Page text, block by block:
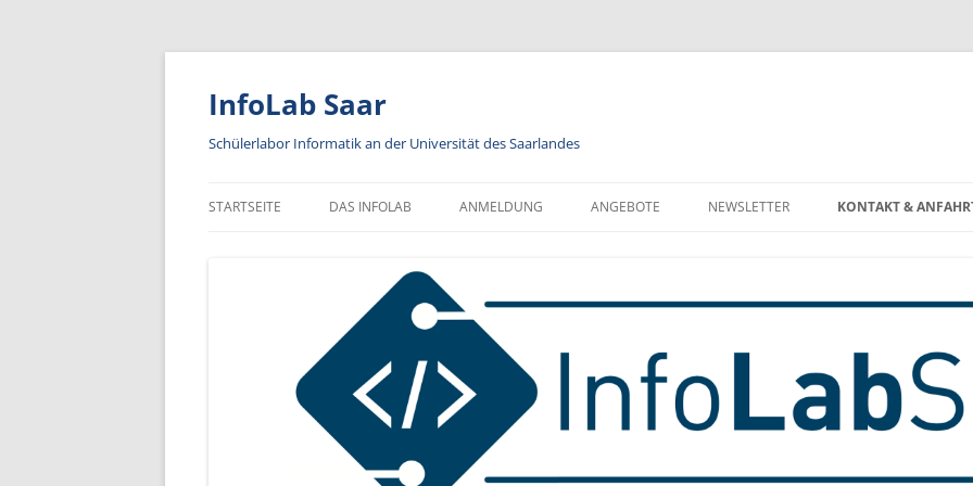
Zum
springen
InfoLab Saar
Schülerlabor Informatik an der Universität des Saarlandes
STARTSEITE DAS INFOLAB ANMELDUNG
INFORMATIONEN ZUR
ANMELDUNG
ANMELDUNG FÜR KLASSEN
ANGEBOTE
BERUFSORIENTIERUNG
NEWSLETTER
NEWSLETTER FÜR LEHRKRÄFTE
KONTAKT &